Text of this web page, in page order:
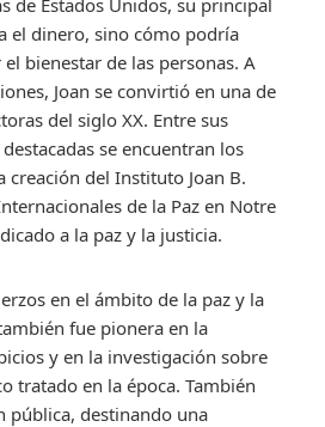
el dinero, sino cómo podría
bienestar de las personas. A
Joan se convirtió en una de
del siglo XX. Entre sus
se encuentran los
creación del Instituto Joan B.
de la Paz en Notre
a la paz y la justicia.
en el ámbito de la paz y la
fue pionera en la
y en la investigación sobre
tratado en la época. También
pública, destinando una